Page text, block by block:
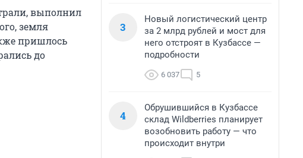
выполнил
земля
пришлось
до
3
Новый логистический центр
за 2 млрд рублей и мост для
него отстроят в Кузбассе —
подробности
6 037 5
4
Обрушившийся в Кузбассе
склад Wildberries планирует
возобновить работу — что
происходит внутри